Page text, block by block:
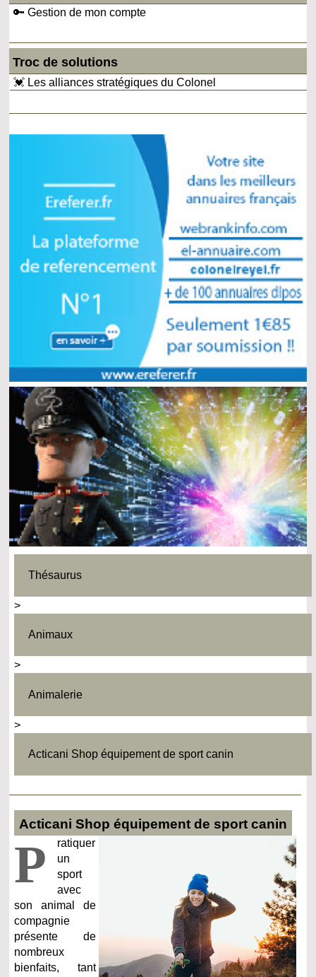
🔑 Gestion de mon compte
Troc de solutions
💓 Les alliances stratégiques du Colonel
Thésaurus
>
Animaux
>
Animalerie
>
Acticani Shop équipement de sport canin
Acticani Shop équipement de sport canin
P
ratiquer
un
sport
avec
son animal de
compagnie
présente de
nombreux
bienfaits, tant